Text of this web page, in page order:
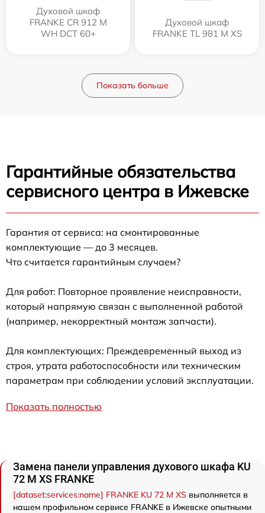
Духовой шкаф
FRANKE CR 912 M
WH DCT 60+
Духовой шкаф
FRANKE TL 981 M XS
Показать больше
Гарантийные обязательства
сервисного центра в Ижевске
Гарантия от сервиса: на смонтированные
комплектующие — до 3 месяцев.
Что считается гарантийным случаем?
Для работ: Повторное проявление неисправности,
который напрямую связан с выполненной работой
(например, некорректный монтаж запчасти).
Для комплектующих: Преждевременный выход из
строя, утрата работоспособности или техническим
параметрам при соблюдении условий эксплуатации.
Показать полностью
Замена панели управления духового шкафа KU
72 M XS FRANKE
[dataset:services:name] FRANKE KU 72 M XS выполняется в
нашем профильном сервисе FRANKE в Ижевске опытными